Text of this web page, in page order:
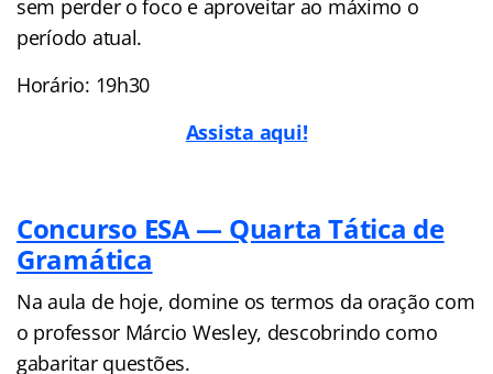
sem perder o foco e aproveitar ao máximo o
período atual.
Horário: 19h30
Assista aqui!
Concurso ESA — Quarta Tática de
Gramática
Na aula de hoje, domine os termos da oração com
o professor Márcio Wesley, descobrindo como
gabaritar questões.